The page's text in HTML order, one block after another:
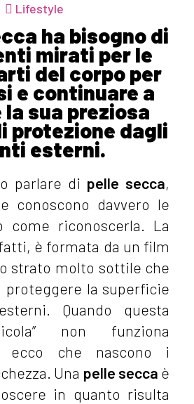
Lifestyle
ha bisogno di
mirati per le
del corpo per
e continuare a
sua preziosa
protezione dagli
esterni.
parlare di pelle secca,
conoscono davvero le
come riconoscerla. La
è formata da un film
strato molto sottile che
proteggere la superficie
Quando questa
non funziona
ecco che nascono i
Una pelle secca è
in quanto risulta